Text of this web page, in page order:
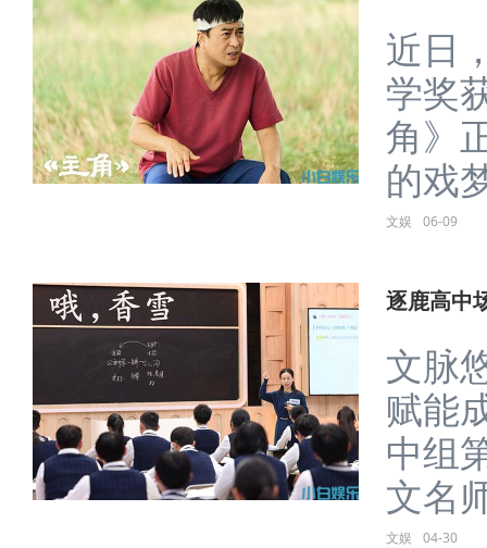
近日
学奖
角》
的戏
文娱 06-09
逐鹿高中
文脉
赋能
中组
文名
文娱 04-30